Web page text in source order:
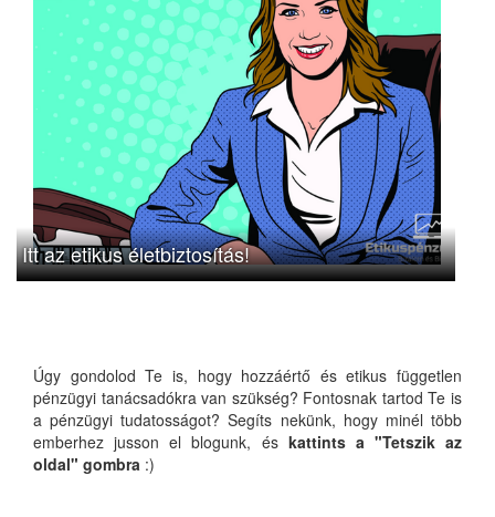
Itt az etikus életbiztosítás!
Úgy gondolod Te is, hogy hozzáértő és etikus független
pénzügyi tanácsadókra van szükség? Fontosnak tartod Te is
a pénzügyi tudatosságot? Segíts nekünk, hogy minél több
emberhez jusson el blogunk, és kattints a "Tetszik az
oldal" gombra :)